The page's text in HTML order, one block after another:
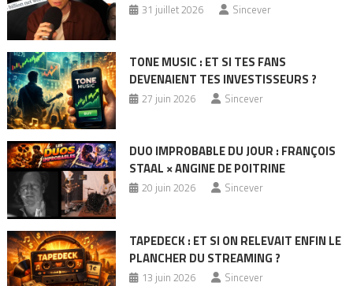
31 juillet 2026 Sincever
TONE MUSIC : ET SI TES FANS
DEVENAIENT TES INVESTISSEURS ?
27 juin 2026 Sincever
DUO IMPROBABLE DU JOUR : FRANÇOIS
STAAL × ANGINE DE POITRINE
20 juin 2026 Sincever
TAPEDECK : ET SI ON RELEVAIT ENFIN LE
PLANCHER DU STREAMING ?
13 juin 2026 Sincever